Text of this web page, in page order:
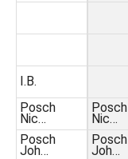
I.B.
Posch
Nic…
Posch
Joh…
Posch
Nic…
Posch
Joh…